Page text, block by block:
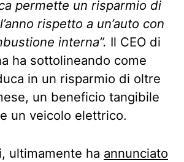
permette un risparmio di
rispetto a un’auto con
interna”. Il CEO di
ha sottolineando come
in un risparmio di oltre
un beneficio tangibile
un veicolo elettrico.
ultimamente ha annunciato